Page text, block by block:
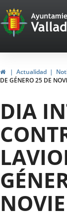
Portal
Web
del
de
InicioActualidad
DE GÉNERO 25 DE
DIA